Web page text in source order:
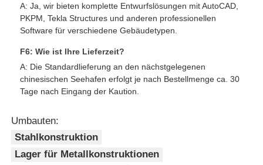
A: Ja, wir bieten komplette Entwurfslösungen mit AutoCAD,
PKPM, Tekla Structures und anderen professionellen
Software für verschiedene Gebäudetypen.
F6: Wie ist Ihre Lieferzeit?
A: Die Standardlieferung an den nächstgelegenen
chinesischen Seehafen erfolgt je nach Bestellmenge ca. 30
Tage nach Eingang der Kaution.
Umbauten:
Stahlkonstruktion
Lager für Metallkonstruktionen